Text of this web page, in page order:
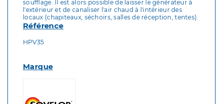
soufflage. Il est alors possible de laisser le générateur à
l'extérieur et de canaliser l'air chaud à l'intérieur des
locaux (chapiteaux, séchoirs, salles de réception, tentes).
Référence
HPV35
Marque